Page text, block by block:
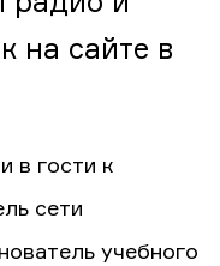
на сайте в
в гости к
сети
учебного